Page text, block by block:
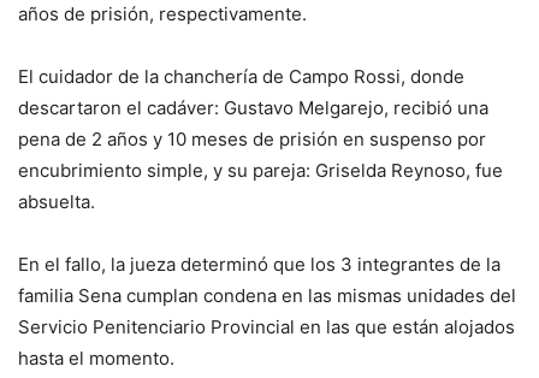
años de prisión, respectivamente.
El cuidador de la chanchería de Campo Rossi, donde
descartaron el cadáver: Gustavo Melgarejo, recibió una
pena de 2 años y 10 meses de prisión en suspenso por
encubrimiento simple, y su pareja: Griselda Reynoso, fue
absuelta.
En el fallo, la jueza determinó que los 3 integrantes de la
familia Sena cumplan condena en las mismas unidades del
Servicio Penitenciario Provincial en las que están alojados
hasta el momento.